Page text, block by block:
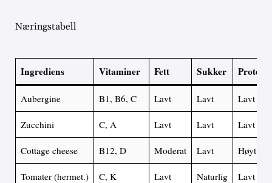
Næringstabell
Ingrediens Vitaminer Fett Sukker
Aubergine B1, B6, C Lavt Lavt Lavt
Zucchini C, A Lavt Lavt Lavt
Cottage cheese B12, D Moderat Lavt Høyt
Tomater (hermet.) C, K Lavt Naturlig Lavt